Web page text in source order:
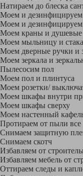
Натираем до блеска
Моем и дезинфицируем
Моем и
Моем краны и душевые
Моем мыльницу и
Моем дверные ручки и
Моем зеркала и
Пылесосим пол
Моем пол и плинтуса
Моем розетки/
Моем шкафы внутри
Моем шкафы сверху
Моем настенный
Протираем от пыли
Снимаем защитную
Снимаем скотч
Избавляем от
Избавляем мебель от
Оттираем следы и